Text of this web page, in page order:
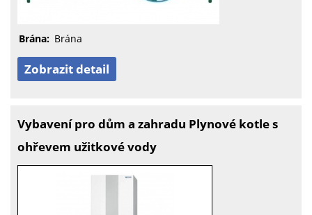
Brána: Brána
Zobrazit detail
Vybavení pro dům a zahradu Plynové kotle s
ohřevem užitkové vody